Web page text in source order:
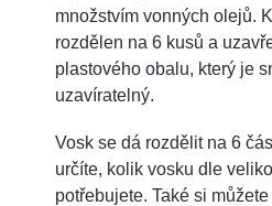
množstvím vonných olejů.
rozdělen na 6 kusů a
plastového obalu, který je
uzavíratelný.
Vosk se dá rozdělit na 6
určíte, kolik vosku dle
potřebujete. Také si